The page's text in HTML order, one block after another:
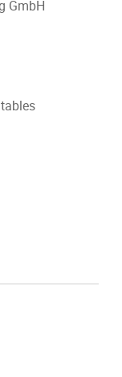
GmbH